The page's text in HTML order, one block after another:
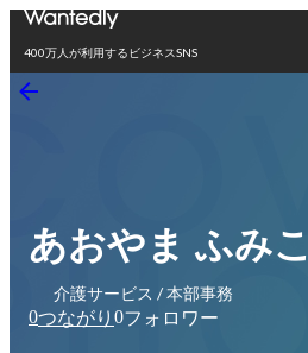
400万人が利用するビジネスSNS
あおやま ふみこ
介護サービス / 本部事務
0つながり 0フォロワー